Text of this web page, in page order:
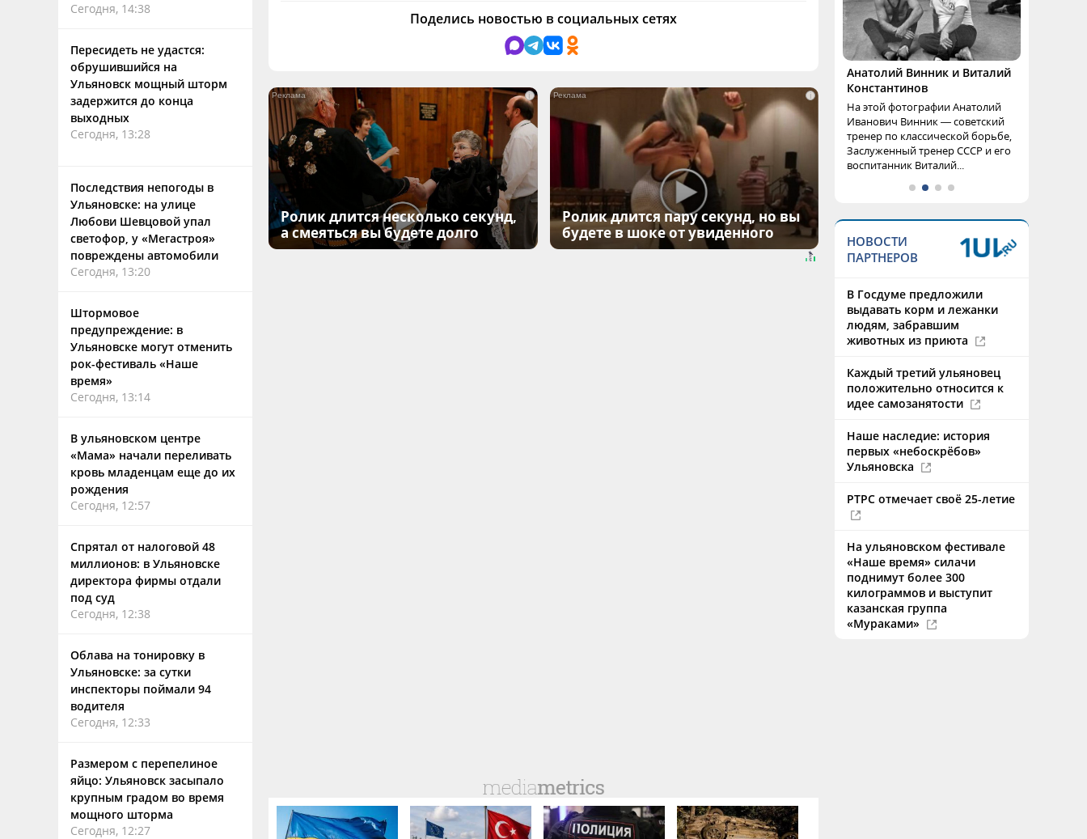
Сегодня, 14:38
Пересидеть не удастся:
обрушившийся на
Ульяновск мощный шторм
задержится до конца
выходных
Сегодня, 13:28
Последствия непогоды в
Ульяновске: на улице
Любови Шевцовой упал
светофор, у «Мегастроя»
повреждены автомобили
Сегодня, 13:20
Штормовое
предупреждение: в
Ульяновске могут отменить
рок-фестиваль «Наше
время»
Сегодня, 13:14
В ульяновском центре
«Мама» начали переливать
кровь младенцам еще до их
рождения
Сегодня, 12:57
Спрятал от налоговой 48
миллионов: в Ульяновске
директора фирмы отдали
под суд
Сегодня, 12:38
Облава на тонировку в
Ульяновске: за сутки
инспекторы поймали 94
водителя
Сегодня, 12:33
Размером с перепелиное
яйцо: Ульяновск засыпало
крупным градом во время
мощного шторма
Сегодня, 12:27
Поделись новостью в социальных сетях
i
Ролик длится несколько секунд,
а смеяться вы будете долго
i
Ролик длится пару секунд, но вы
будете в шоке от увиденного
Анатолий Винник и Виталий
Константинов
На этой фотографии Анатолий
Иванович Винник — советский
тренер по классической борьбе,
Заслуженный тренер СССР и его
воспитанник Виталий...
НОВОСТИ
ПАРТНЕРОВ
В Госдуме предложили
выдавать корм и лежанки
людям, забравшим
животных из приюта
Каждый третий ульяновец
положительно относится к
идее самозанятости
Наше наследие: история
первых «небоскрёбов»
Ульяновска
РТРС отмечает своё 25-летие
На ульяновском фестивале
«Наше время» силачи
поднимут более 300
килограммов и выступит
казанская группа
«Мураками»